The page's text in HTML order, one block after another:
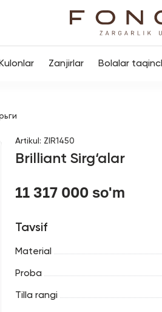
Kulonlar Zanjirlar Bolalar
Artikul : ZIR1450
Brilliant Sirg‘alar
11 317 000 so'm
Tavsif
Material
Proba
Tilla rangi